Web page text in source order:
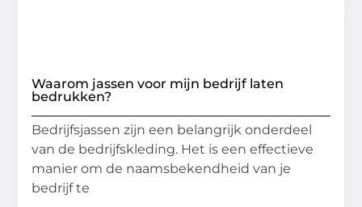
Waarom jassen voor mijn bedrijf laten
bedrukken?
Bedrijfsjassen zijn een belangrijk onderdeel
van de bedrijfskleding. Het is een effectieve
manier om de naamsbekendheid van je
bedrijf te